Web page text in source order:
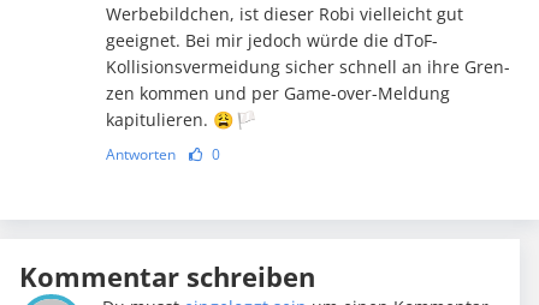
Werbebildchen, ist dieser Robi vielleicht gut
geeignet. Bei mir jedoch würde die dToF-
Kollisionsvermeidung sicher schnell an ihre Gren­
zen kommen und per Game-over-Mel­dung
kapitulieren. 😩 🏳️
Antworten 0
Kommentar schreiben